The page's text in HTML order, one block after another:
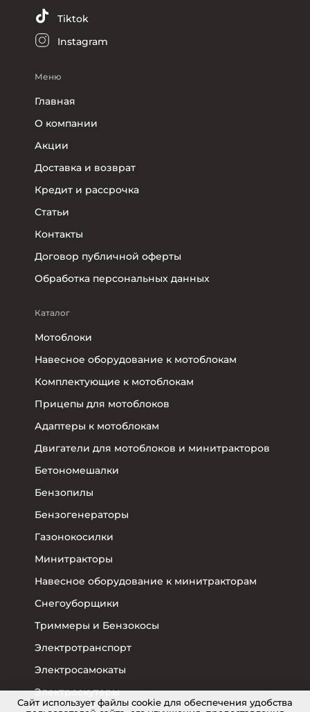
Tiktok
Instagram
Меню
Главная
О компании
Акции
Доставка и возврат
Кредит и рассрочка
Статьи
Контакты
Договор публичной оферты
Обработка персональных данных
Каталог
Мотоблоки
Навесное оборудование к мотоблокам
Комплектующие к мотоблокам
Прицепы для мотоблоков
Адаптеры к мотоблокам
Двигатели для мотоблоков и минитракторов
Бетономешалки
Бензопилы
Бензогенераторы
Газонокосилки
Минитракторы
Навесное оборудование к минитракторам
Снегоуборщики
Триммеры и Бензокосы
Электротранспорт
Электросамокаты
Электроскутеры
Cайт использует файлы cookie для обеспечения удобства